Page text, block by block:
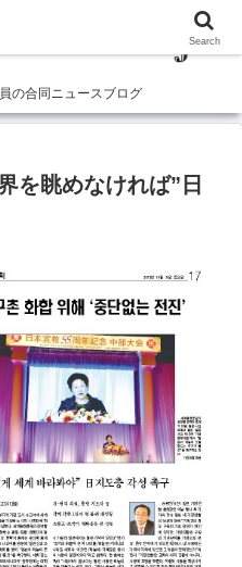
の合同ニュースブログ
を眺めなければ”日
Search